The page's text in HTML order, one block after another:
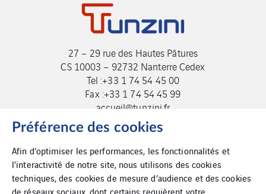
27 – 29 rue des Hautes Pâtures
CS 10003 – 92732 Nanterre Cedex
Tel :+33 1 74 54 45 00
Fax :+33 1 74 54 45 99
accueil@tunzini.fr
Préférence des cookies
Afin d’optimiser les performances, les fonctionnalités et
l’interactivité de notre site, nous utilisons des cookies
techniques, des cookies de mesure d’audience et des cookies
de réseaux sociaux, dont certains requièrent votre